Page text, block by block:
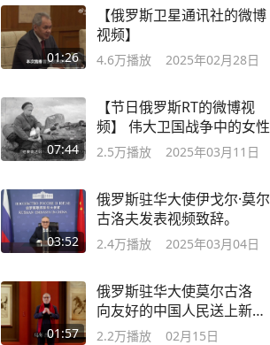
01:26
【俄罗斯卫星通讯社的微博
视频】
4.6万播放 2025年02月28日
07:44
【节日俄罗斯RT的微博视
频】 伟大卫国战争中的女性
2.5万播放 2025年03月11日
03:52
俄罗斯驻华大使伊戈尔·莫尔
古洛夫发表视频致辞。
2.4万播放 2025年03月04日
01:57
俄罗斯驻华大使莫尔古洛
向友好的中国人民送上新
春祝福!
2.2万播放 02月15日